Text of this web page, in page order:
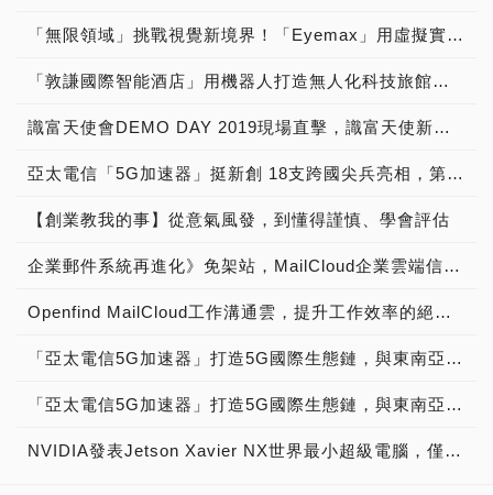
「無限領域」挑戰視覺新境界！「Eyemax」用虛擬實境顛覆電競世界，搶攻教育市場 展現台灣人軟實力與硬底子！
「敦謙國際智能酒店」用機器人打造無人化科技旅館！從Hotel業發展成為HoTech業，實現機器人旅店台灣之光！
識富天使會DEMO DAY 2019現場直擊，識富天使新創加速計畫啟動夢想成真之旅！
亞太電信「5G加速器」挺新創 18支跨國尖兵亮相，第二期計畫吸引國內外頂尖團隊競逐「共創5G新商機 智慧醫療遠端預警 防堵疫情缺口 機器手臂煮咖啡輕鬆當頭家」
【創業教我的事】從意氣風發，到懂得謹慎、學會評估
企業郵件系統再進化》免架站，MailCloud企業雲端信箱新選擇！
Openfind MailCloud工作溝通雲，提升工作效率的絕佳利器 深入專訪
「亞太電信5G加速器」打造5G國際生態鏈，與東南亞最大新創生態系-泰國「True Digital Park」簽署戰略合作，結合台/泰前瞻科技 跨域扶植5G新創發展 拓展新南向商機
「亞太電信5G加速器」打造5G國際生態鏈，與東南亞最大新創生態系-泰國「True Digital Park」簽署戰略合作，結合台/泰前瞻科技 跨域扶植5G新創發展 拓展新南向商機
NVIDIA發表Jetson Xavier NX世界最小超級電腦，僅399美元，主打邊緣運算AI應用